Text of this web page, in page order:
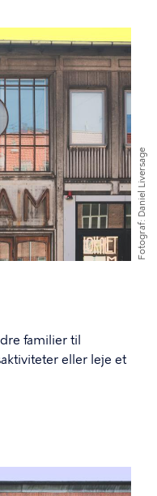
Fotograf
Daniel Liversage
familier til
eller leje et